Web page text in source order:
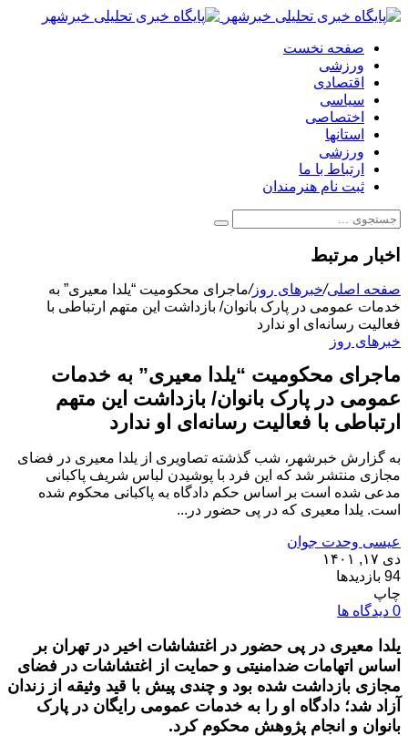
صفحه نخست
ورزشی
اقتصادی
سیاسی
اختصاصی
استانها
ورزشی
ارتباط با ما
ثبت نام هنرمندان
اخبار مرتبط
صفحه اصلی/خبرهای روز/ماجرای محکومیت “یلدا معیری” به
خدمات عمومی در پارک بانوان/ بازداشت این متهم ارتباطی با
فعالیت رسانه‌ای او ندارد
خبرهای روز
ماجرای محکومیت “یلدا معیری” به خدمات
عمومی در پارک بانوان/ بازداشت این متهم
ارتباطی با فعالیت رسانه‌ای او ندارد
به گزارش خبرشهر، شب گذشته تصاویری از یلدا معیری در فضای
مجازی منتشر شد که این فرد با پوشیدن لباس شریف پاکبانی
مدعی شده است بر اساس حکم دادگاه به پاکبانی محکوم شده
است. یلدا معیری که در پی حضور در...
عیسی وحدت جوان
دی ۱۷, ۱۴۰۱
94 بازدیدها
چاپ
0 دیدگاه ها
یلدا معیری در پی حضور در اغتشاشات اخیر در تهران بر
اساس اتهامات ضدامنیتی و حمایت از اغتشاشات در فضای
مجازی بازداشت شده بود و چندی پیش با قید وثیقه از زندان
آزاد شد؛ دادگاه او را به خدمات عمومی رایگان در پارک
بانوان و انجام پژوهش محکوم کرد.